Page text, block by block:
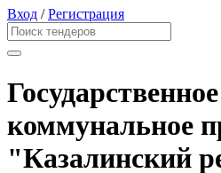
Вход /Регистрация
Государственное
коммунальное
"Казалинский